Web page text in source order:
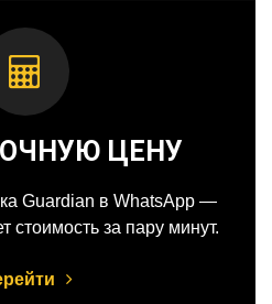
ЦЕНУ
Guardian в WhatsApp —
стоимость за пару минут.